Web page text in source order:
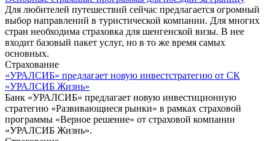
Для любителей путешествий сейчас предлагается огромный
выбор направлений в туристической компании. Для многих
стран необходима страховка для шенгенской визы. В нее
входит базовый пакет услуг, но в то же время самых
основных.
Страхование
«УРАЛСИБ» предлагает новую инвестстратегию от СК
«УРАЛСИБ Жизнь»
Банк «УРАЛСИБ» предлагает новую инвестиционную
стратегию «Развивающиеся рынки» в рамках страховой
программы «Верное решение» от страховой компании
«УРАЛСИБ Жизнь».